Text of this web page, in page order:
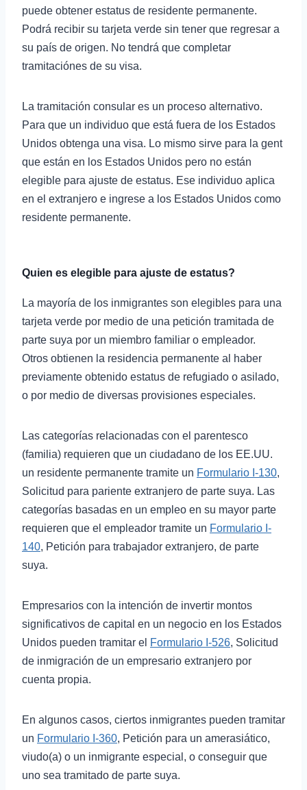
puede obtener estatus de residente permanente.
Podrá recibir su tarjeta verde sin tener que regresar a
su país de origen. No tendrá que completar
tramitaciónes de su visa.
La tramitación consular es un proceso alternativo.
Para que un individuo que está fuera de los Estados
Unidos obtenga una visa. Lo mismo sirve para la gent
que están en los Estados Unidos pero no están
elegible para ajuste de estatus. Ese individuo aplica
en el extranjero e ingrese a los Estados Unidos como
residente permanente.
Quien es elegible para ajuste de estatus?
La mayoría de los inmigrantes son elegibles para una
tarjeta verde por medio de una petición tramitada de
parte suya por un miembro familiar o empleador.
Otros obtienen la residencia permanente al haber
previamente obtenido estatus de refugiado o asilado,
o por medio de diversas provisiones especiales.
Las categorías relacionadas con el parentesco
(familia) requieren que un ciudadano de los EE.UU.
un residente permanente tramite un Formulario I-130,
Solicitud para pariente extranjero de parte suya. Las
categorías basadas en un empleo en su mayor parte
requieren que el empleador tramite un Formulario I-
140, Petición para trabajador extranjero, de parte
suya.
Empresarios con la intención de invertir montos
significativos de capital en un negocio en los Estados
Unidos pueden tramitar el Formulario I-526, Solicitud
de inmigración de un empresario extranjero por
cuenta propia.
En algunos casos, ciertos inmigrantes pueden tramitar
un Formulario I-360, Petición para un amerasiático,
viudo(a) o un inmigrante especial, o conseguir que
uno sea tramitado de parte suya.